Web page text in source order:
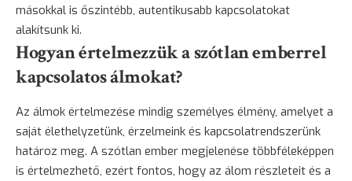
másokkal is őszintébb, autentikusabb kapcsolatokat
alakítsunk ki.
Hogyan értelmezzük a szótlan emberrel
kapcsolatos álmokat?
Az álmok értelmezése mindig személyes élmény, amelyet a
saját élethelyzetünk, érzelmeink és kapcsolatrendszerünk
határoz meg. A szótlan ember megjelenése többféleképpen
is értelmezhető, ezért fontos, hogy az álom részleteit és a